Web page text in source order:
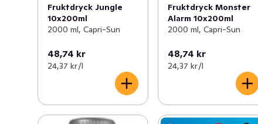
Fruktdryck Jungle
10x200ml
2000 ml, Capri-Sun
48,74 kr
24,37 kr /l
Fruktdryck Monster
Alarm 10x200ml
2000 ml, Capri-Sun
48,74 kr
24,37 kr /l